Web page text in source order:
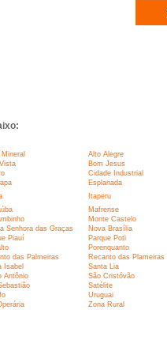
Alto Alegre
Bom Jesus
Cidade Industrial
Esplanada
Itaperu
Mafrense
Monte Castelo
Senhora das Graças Nova Brasília
Piauí Parque Poti
Porenquanto
das Palmeiras Recanto das Plameiras
Isabel Santa Lia
Antônio São Cristóvão
Satélite
Uruguai
Zona Rural